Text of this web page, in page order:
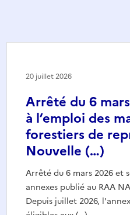
Arrêté du 6
à l’emploi des
forestiers de
Nouvelle (…)
Arrêté du 6 mars 2026 et
annexes publié au RAA
Depuis juillet 2026,
20 juillet 2026